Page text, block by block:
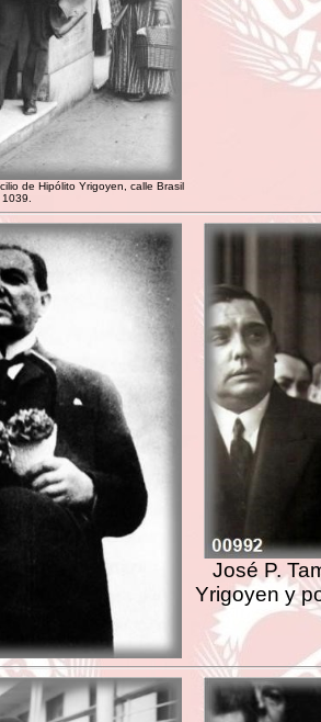
de Hipólito Yrigoyen, calle Brasil
1039.
José P.
Yrigoyen y